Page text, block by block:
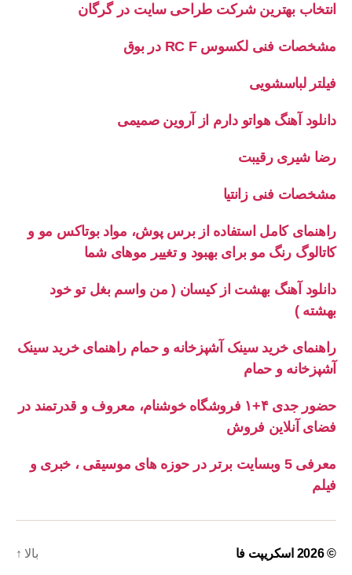
انتخاب بهترین شرکت طراحی سایت در گرگان
مشخصات فنی لکسوس RC F در بوق
فیلتر لباسشویی
دانلود آهنگ هواتو دارم از آروین صمیمی
رضا شیری رقیبت
مشخصات فنی زانتیا
راهنمای کامل استفاده از برس پوش، مواد بوتاکس مو و
کاتالوگ رنگ مو برای بهبود و تغییر موهای شما
دانلود آهنگ بهشت از کیسان ( من واسم بغل تو خود
بهشته )
راهنمای خرید سینک آشپزخانه و حمام راهنمای خرید سینک
آشپزخانه و حمام
حضور جدی ۴+۱ فروشگاه خوشنام، معروف و قدرتمند در
فضای آنلاین فروش
معرفی 5 وبسایت برتر در حوزه های موسیقی ، خبری و
فیلم
© 2026 اسکریپت فا بالا ↑